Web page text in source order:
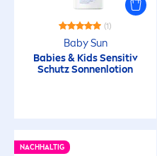
(1)
BabySun
Babies & Kids Sensitiv
Schutz Sonnenlotion
NACHHALTIG